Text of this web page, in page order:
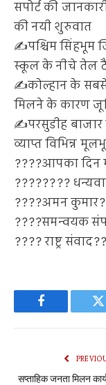
सपोर्ट की
की नयी शुरुवात
✍️पश्चिम सिंहभूम
स्कूल के नीचे तेल
✍️कोल्हान के सबसे
मिलने के कारण
✍️परसुडीह बाजार
व्याप्त विभिन्न
????आपका दिन
????????
????अमन
????समन्वयक
???? राष्ट्र
Facebook
सप्ताहिक जनता मिलन